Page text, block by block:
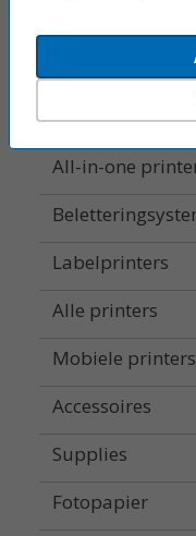
Inkjetprinters
Laserprinters
All-in-one
Labelprinters
Alle printers
Mobiele printers
Accessoires
Supplies
Fotopapier